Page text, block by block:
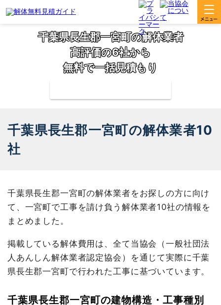
千葉県長生郡一宮町の解体業者
高評価の6社から
無料で一括見積もり
千葉県長生郡一宮町の解体業者10
社
千葉県長生郡一宮町の解体業者をお探しの方に向け
て、一宮町で工事を請け負う解体業者10社の情報を
まとめました。
掲載している解体費用は、全て当協会（一般社団法
人あんしん解体業者認定協会）を通じて実際に千葉
県長生郡一宮町で行われた工事に基づいています。
千葉県長生郡一宮町の建物構造・工事種別